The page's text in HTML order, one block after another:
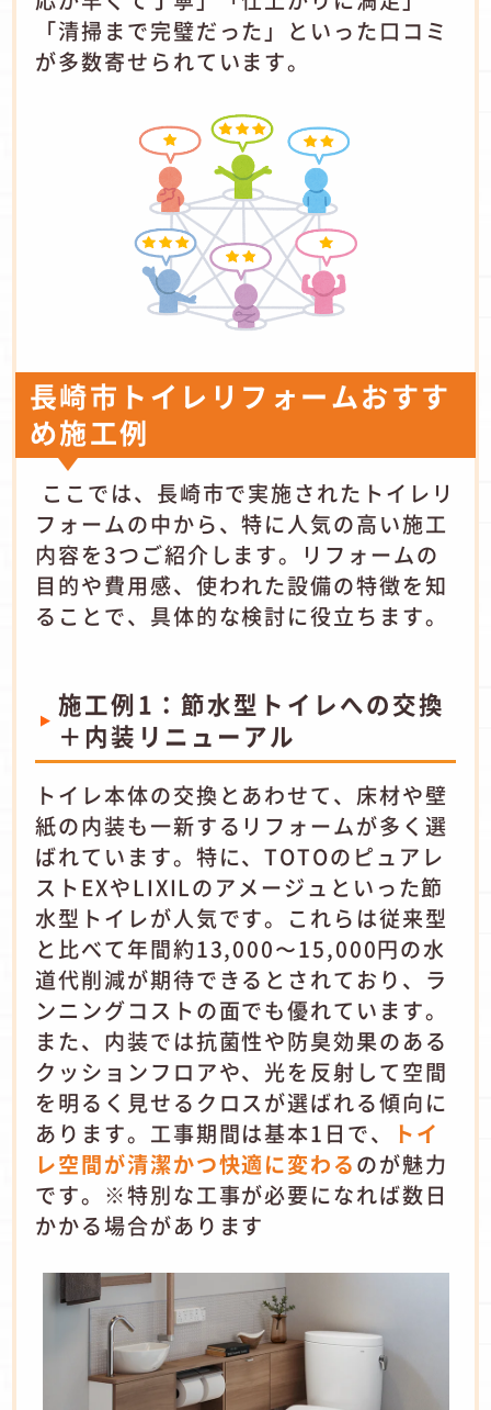
「清掃まで完璧だった」といった口コミ
が多数寄せられています。
長崎市トイレリフォームおすす
め施工例
ここでは、長崎市で実施されたトイレリ
フォームの中から、特に人気の高い施工
内容を3つご紹介します。リフォームの
目的や費用感、使われた設備の特徴を知
ることで、具体的な検討に役立ちます。
施工例1：節水型トイレへの交換
＋内装リニューアル
トイレ本体の交換とあわせて、床材や壁
紙の内装も一新するリフォームが多く選
ばれています。特に、TOTOのピュアレ
ストEXやLIXILのアメージュといった節
水型トイレが人気です。これらは従来型
と比べて年間約13,000〜15,000円の水
道代削減が期待できるとされており、ラ
ンニングコストの面でも優れています。
また、内装では抗菌性や防臭効果のある
クッションフロアや、光を反射して空間
を明るく見せるクロスが選ばれる傾向に
あります。工事期間は基本1日で、
トイ
レ空間が清潔かつ快適に変わるのが魅力
です。※特別な工事が必要になれば数日
かかる場合があります